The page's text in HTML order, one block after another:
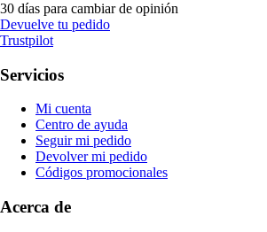
30 días para cambiar de opinión
Devuelve tu pedido
Trustpilot
Servicios
Mi cuenta
Centro de ayuda
Seguir mi pedido
Devolver mi pedido
Códigos promocionales
Acerca de